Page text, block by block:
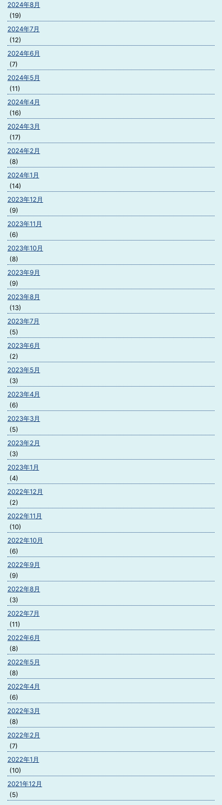
2024年8月
(19)
2024年7月
(12)
2024年6月
(7)
2024年5月
(11)
2024年4月
(16)
2024年3月
(17)
2024年2月
(8)
2024年1月
(14)
2023年12月
(9)
2023年11月
(6)
2023年10月
(8)
2023年9月
(9)
2023年8月
(13)
2023年7月
(5)
2023年6月
(2)
2023年5月
(3)
2023年4月
(6)
2023年3月
(5)
2023年2月
(3)
2023年1月
(4)
2022年12月
(2)
2022年11月
(10)
2022年10月
(6)
2022年9月
(9)
2022年8月
(3)
2022年7月
(11)
2022年6月
(8)
2022年5月
(8)
2022年4月
(6)
2022年3月
(8)
2022年2月
(7)
2022年1月
(10)
2021年12月
(5)